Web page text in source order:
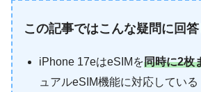
この記事ではこんな疑問に回答
iPhone 17eはeSIMを同時に2枚
ュアルeSIM機能に対応している